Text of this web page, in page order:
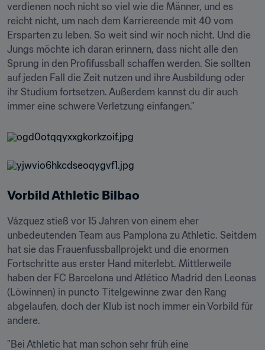
verdienen noch nicht so viel wie die Männer, und es
reicht nicht, um nach dem Karriereende mit 40 vom
Ersparten zu leben. So weit sind wir noch nicht. Und die
Jungs möchte ich daran erinnern, dass nicht alle den
Sprung in den Profifussball schaffen werden. Sie sollten
auf jeden Fall die Zeit nutzen und ihre Ausbildung oder
ihr Studium fortsetzen. Außerdem kannst du dir auch
immer eine schwere Verletzung einfangen."
Vorbild Athletic Bilbao
Vázquez stieß vor 15 Jahren von einem eher
unbedeutenden Team aus Pamplona zu Athletic. Seitdem
hat sie das Frauenfussballprojekt und die enormen
Fortschritte aus erster Hand miterlebt. Mittlerweile
haben der FC Barcelona und Atlético Madrid den Leonas
(Löwinnen) in puncto Titelgewinne zwar den Rang
abgelaufen, doch der Klub ist noch immer ein Vorbild für
andere.
"Bei Athletic hat man schon sehr früh eine